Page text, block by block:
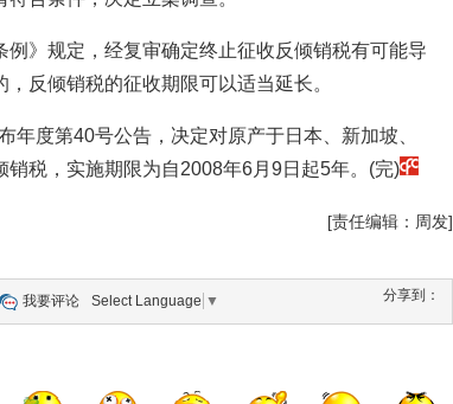
》规定，经复审确定终止征收反倾销税有可能导
反倾销税的征收期限可以适当延长。
年度第40号公告，决定对原产于日本、新加坡、
税，实施期限为自2008年6月9日起5年。(完)
[责任编辑：周发]
我要评论 Select Language ▼ 分享到：